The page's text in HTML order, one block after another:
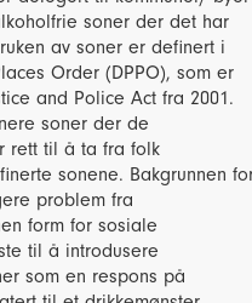
soner der det har
av soner er definert i
Order (DPPO), som er
and Police Act fra 2001.
soner der de
rett til å ta fra folk
sonene. Bakgrunnen
problem fra
form for sosiale
til å introdusere
som en respons på